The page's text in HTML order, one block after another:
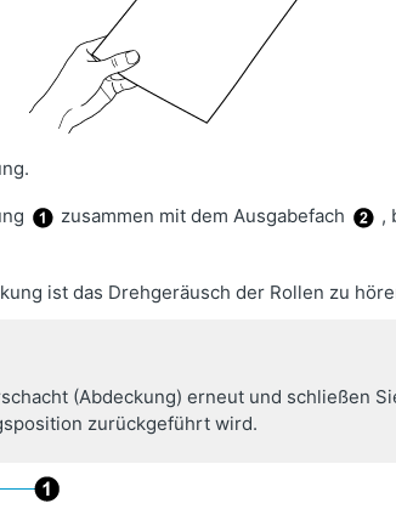
zusammen mit dem Ausgabefach
,
ist das Drehgeräusch der Rollen zu
(Abdeckung) erneut und schließen
zurückgeführt wird.